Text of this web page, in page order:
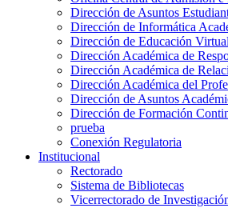
Dirección de Asuntos
Dirección de Informática
Dirección de Educación Virtual
Dirección Académica de
Dirección Académica de
Dirección Académica del
Dirección de Asuntos
Dirección de Formación
prueba
Conexión Regulatoria
Institucional
Rectorado
Sistema de Bibliotecas
Vicerrectorado de